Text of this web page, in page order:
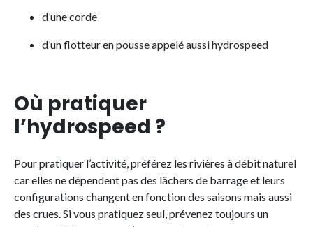
d’une corde
d’un flotteur en pousse appelé aussi hydrospeed
Où pratiquer
l’hydrospeed ?
Pour pratiquer l’activité, préférez les rivières à débit naturel
car elles ne dépendent pas des lâchers de barrage et leurs
configurations changent en fonction des saisons mais aussi
des crues. Si vous pratiquez seul, prévenez toujours un